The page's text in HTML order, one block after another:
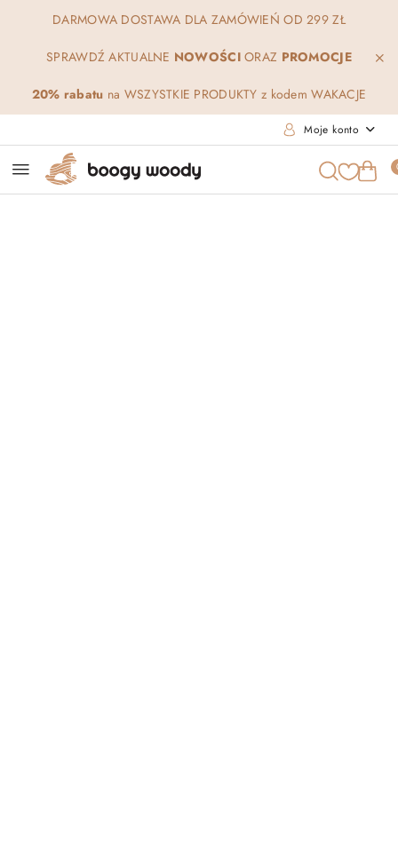
Przejdź do treści głównej
Przejdź do wyszukiwarki
Przejdź do moje konto
Przejdź do menu głównego
Przejdź do opisu produktu
Przejdź do stopki
DARMOWA DOSTAWA DLA ZAMÓWIEŃ OD 299 ZŁ
SPRAWDŹ AKTUALNE NOWOŚCIORAZ PROMOCJE
20% rabatu na WSZYSTKIE PRODUKTY z kodem WAKACJE
Moje konto